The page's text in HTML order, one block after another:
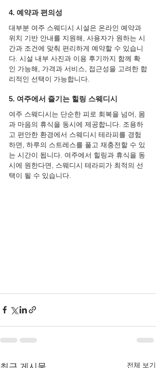
4. 예약과 편의성
대부분 여주 스웨디시 시설은 온라인 예약과
위치 기반 안내를 지원해, 사용자가 원하는 시
간과 조건에 맞춰 편리하게 예약할 수 있습니
다. 시설 내부 사진과 이용 후기까지 함께 확
인 가능해, 가격과 서비스, 접근성을 고려한 합
리적인 선택이 가능합니다.
5. 여주에서 즐기는 힐링 스웨디시
여주 스웨디시는 단순한 피로 회복을 넘어, 몸
과 마음의 휴식을 동시에 제공합니다. 조용하
고 편안한 환경에서 스웨디시 테라피를 경험
하면, 하루의 스트레스를 풀고 재충전할 수 있
는 시간이 됩니다. 여주에서 힐링과 휴식을 동
시에 원한다면, 스웨디시 테라피가 최적의 선
택이 될 수 있습니다.
전체 보기